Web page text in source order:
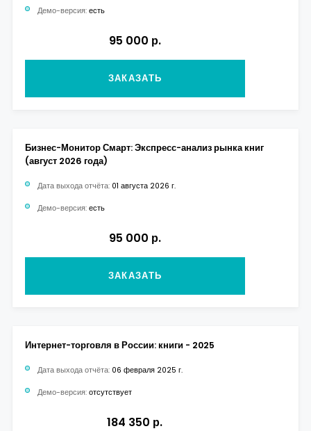
Демо-версия: есть
95 000 р.
ЗАКАЗАТЬ
Бизнес-Монитор Смарт: Экспресс-анализ рынка книг
(август 2026 года)
Дата выхода отчёта: 01 августа 2026 г.
Демо-версия: есть
95 000 р.
ЗАКАЗАТЬ
Интернет-торговля в России: книги - 2025
Дата выхода отчёта: 06 февраля 2025 г.
Демо-версия: отсутствует
184 350 р.